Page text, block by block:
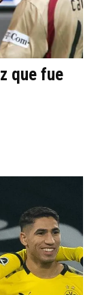
que fue